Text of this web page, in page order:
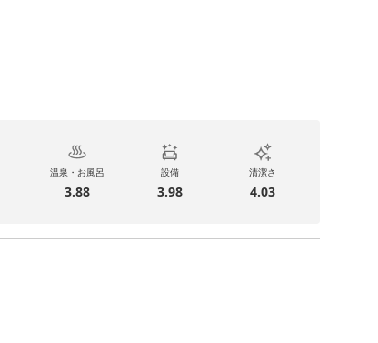
温泉・お風呂
3.88
設備
3.98
清潔さ
4.03